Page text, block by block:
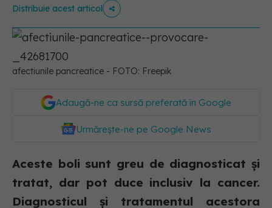
Distribuie acest articol
afectiunile pancreatice - FOTO: Freepik
Adaugă-ne ca sursă preferată în Google
Urmărește-ne pe Google News
Aceste boli sunt greu de diagnosticat și
tratat, dar pot duce inclusiv la cancer.
Diagnosticul și tratamentul acestora